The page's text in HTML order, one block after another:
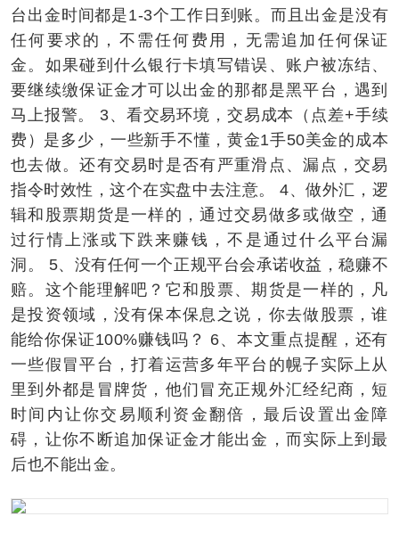
台出金时间都是1-3个工作日到账。而且出金是没有
任何要求的，不需任何费用，无需追加任何保证
金。如果碰到什么银行卡填写错误、账户被冻结、
要继续缴保证金才可以出金的那都是黑平台，遇到
马上报警。 3、看交易环境，交易成本（点差+手续
费）是多少，一些新手不懂，黄金1手50美金的成本
也去做。还有交易时是否有严重滑点、漏点，交易
指令时效性，这个在实盘中去注意。 4、做外汇，逻
辑和股票期货是一样的，通过交易做多或做空，通
过行情上涨或下跌来赚钱，不是通过什么平台漏
洞。 5、没有任何一个正规平台会承诺收益，稳赚不
赔。这个能理解吧？它和股票、期货是一样的，凡
是投资领域，没有保本保息之说，你去做股票，谁
能给你保证100%赚钱吗？ 6、本文重点提醒，还有
一些假冒平台，打着运营多年平台的幌子实际上从
里到外都是冒牌货，他们冒充正规外汇经纪商，短
时间内让你交易顺利资金翻倍，最后设置出金障
碍，让你不断追加保证金才能出金，而实际上到最
后也不能出金。